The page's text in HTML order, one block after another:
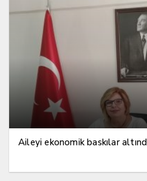
Aileyi ekonomik baskılar